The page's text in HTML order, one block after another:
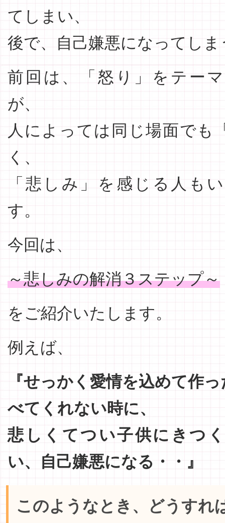
てしまい、
後で、自己嫌悪になってしま
前回は、「怒り」をテー
が、
人によっては同じ場面でも
く、
「悲しみ」を感じる人も
す。
今回は、
～悲しみの解消３ステップ～
をご紹介いたします。
例えば、
『せっかく愛情を込めて作
べてくれない時に、
悲しくてつい子供にきつ
い、自己嫌悪になる・・』
このようなとき、どうすれ